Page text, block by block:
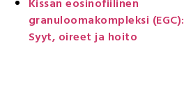
granuloomakompleksi (EGC):
Syyt, oireet ja hoito